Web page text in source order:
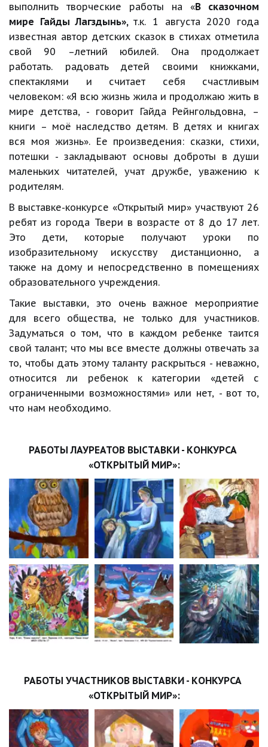
выполнить творческие работы на «В сказочном
мире Гайды Лагздынь»,т.к. 1 августа 2020 года
известная автор детских сказок в стихах отметила
свой 90 –летний юбилей. Она продолжает
работать. радовать детей своими книжками,
спектаклями и считает себя счастливым
человеком: «Я всю жизнь жила и продолжаю жить в
мире детства, - говорит Гайда Рейнгольдовна, –
книги – моё наследство детям. В детях и книгах
вся моя жизнь». Ее произведения: сказки, стихи,
потешки - закладывают основы доброты в души
маленьких читателей, учат дружбе, уважению к
родителям.
В выставке-конкурсе «Открытый мир» участвуют 26
ребят из города Твери в возрасте от 8 до 17 лет.
Это дети, которые получают уроки по
изобразительному искусству дистанционно, а
также на дому и непосредственно в помещениях
образовательного учреждения.
Такие выставки, это очень важное мероприятие
для всего общества, не только для участников.
Задуматься о том, что в каждом ребенке таится
свой талант; что мы все вместе должны отвечать за
то, чтобы дать этому таланту раскрыться - неважно,
относится ли ребенок к категории «детей с
ограниченными возможностями» или нет, - вот то,
что нам необходимо.
РАБОТЫ ЛАУРЕАТОВ ВЫСТАВКИ - КОНКУРСА
«ОТКРЫТЫЙ МИР»:
РАБОТЫ УЧАСТНИКОВ ВЫСТАВКИ - КОНКУРСА
«ОТКРЫТЫЙ МИР»: